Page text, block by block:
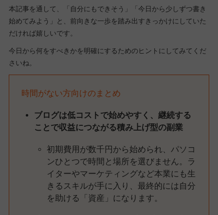
本記事を通して、「自分にもできそう」「今日から少しずつ書き
始めてみよう」と、前向きな一歩を踏み出すきっかけにしていた
だければ嬉しいです。
今日から何をすべきかを明確にするためのヒントにしてみてくだ
さいね。
時間がない方向けのまとめ
ブログは低コストで始めやすく、継続する
ことで収益につながる積み上げ型の副業
初期費用が数千円から始められ、パソコ
ンひとつで時間と場所を選びません。ラ
イターやマーケティングなど本業にも生
きるスキルが手に入り、最終的には自分
を助ける「資産」になります。